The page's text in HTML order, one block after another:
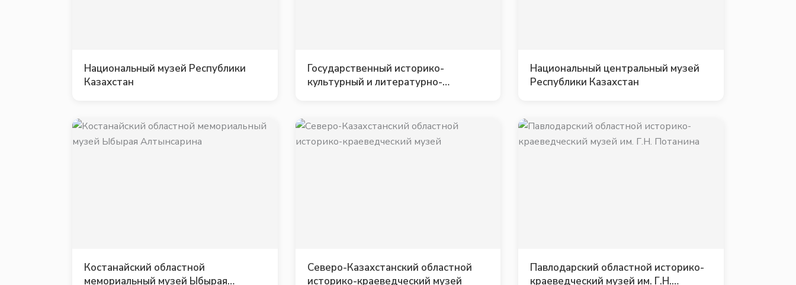
Национальный музей Республики
Казахстан
Государственный историко-
культурный и литературно-
Национальный центральный музей
Республики Казахстан
Костанайский областной
мемориальный музей Ыбырая
Северо-Казахстанский областной
историко-краеведческий музей
Павлодарский областной историко-
краеведческий музей им. Г.Н.